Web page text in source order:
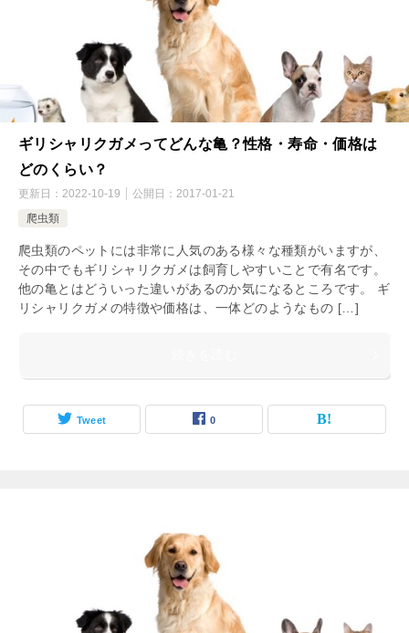
ギリシャリクガメってどんな亀？性格・寿命・価格は
どのくらい？
更新日： 2022-10-19 公開日： 2017-01-21
爬虫類
爬虫類のペットには非常に人気のある様々な種類がいますが、
その中でもギリシャリクガメは飼育しやすいことで有名です。
他の亀とはどういった違いがあるのか気になるところです。 ギ
リシャリクガメの特徴や価格は、一体どのようなもの […]
Tweet 0